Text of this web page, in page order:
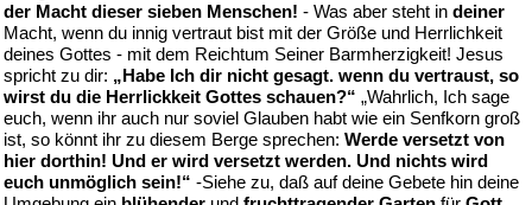
der Macht dieser sieben Menschen! - Was aber steht in deiner
Macht, wenn du innig vertraut bist mit der Größe und Herrlichkeit
deines Gottes - mit dem Reichtum Seiner Barmherzigkeit! Jesus
spricht zu dir: „Habe Ich dir nicht gesagt. wenn du vertraust, so
wirst du die Herrlickkeit Gottes schauen?“ „Wahrlich, Ich sage
euch, wenn ihr auch nur soviel Glauben habt wie ein Senfkorn groß
ist, so könnt ihr zu diesem Berge sprechen: Werde versetzt von
hier dorthin! Und er wird versetzt werden. Und nichts wird
euch unmöglich sein!“ -Siehe zu, daß auf deine Gebete hin deine